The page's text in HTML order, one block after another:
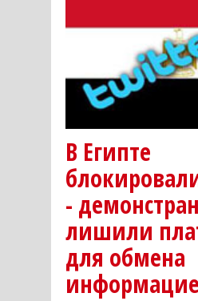
В Египте
-
лишили
для обмена